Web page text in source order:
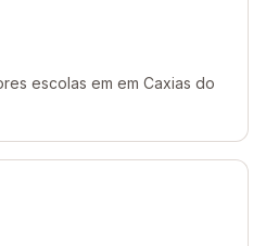
escolas em em Caxias do